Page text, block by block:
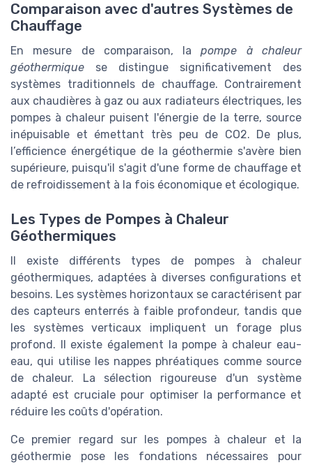
Comparaison avec d'autres Systèmes de
Chauffage
En mesure de comparaison, lapompe à chaleur
géothermique se distingue significativement des
systèmes traditionnels de chauffage. Contrairement
aux chaudières à gaz ou aux radiateurs électriques, les
pompes à chaleur puisent l'énergie de la terre, source
inépuisable et émettant très peu de CO2. De plus,
l’efficience énergétique de la géothermie s'avère bien
supérieure, puisqu'il s'agit d'une forme de chauffage et
de refroidissement à la fois économique et écologique.
Les Types de Pompes à Chaleur
Géothermiques
Il existe différents types de pompes à chaleur
géothermiques, adaptées à diverses configurations et
besoins. Les systèmes horizontaux se caractérisent par
des capteurs enterrés à faible profondeur, tandis que
les systèmes verticaux impliquent un forage plus
profond. Il existe également la pompe à chaleur eau-
eau, qui utilise les nappes phréatiques comme source
de chaleur. La sélection rigoureuse d'un système
adapté est cruciale pour optimiser la performance et
réduire les coûts d'opération.
Ce premier regard sur les pompes à chaleur et la
géothermie pose les fondations nécessaires pour